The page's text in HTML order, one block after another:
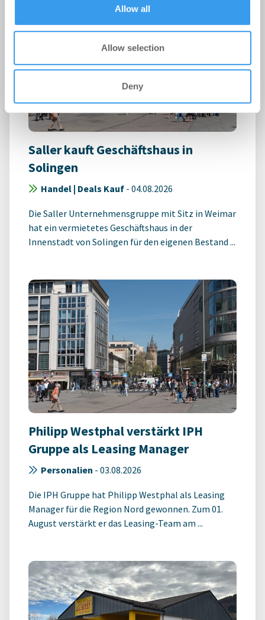
Allow all
Allow selection
Deny
Saller kauft Geschäftshaus in
Solingen
Handel | Deals Kauf - 04.08.2026
Die Saller Unternehmensgruppe mit Sitz in Weimar
hat ein vermietetes Geschäftshaus in der
Innenstadt von Solingen für den eigenen Bestand ...
Philipp Westphal verstärkt IPH
Gruppe als Leasing Manager
Personalien - 03.08.2026
Die IPH Gruppe hat Philipp Westphal als Leasing
Manager für die Region Nord gewonnen. Zum 01.
August verstärkt er das Leasing-Team am ...